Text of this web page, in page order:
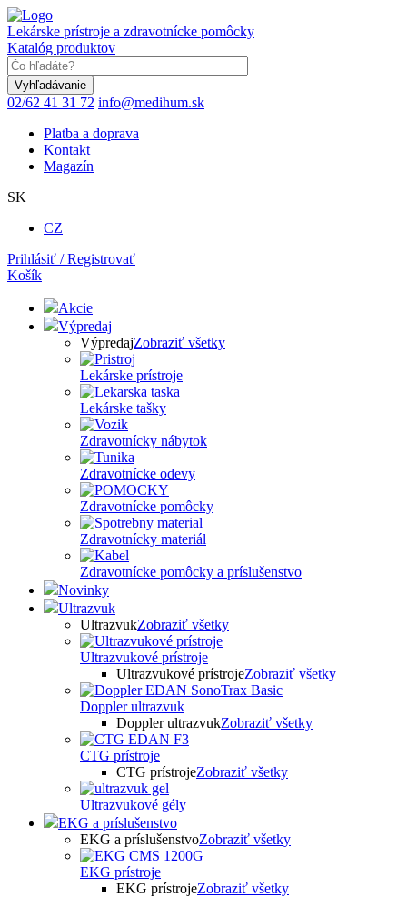
Skočiť
na
hlavný
obsah
Lekárske prístroje a zdravotnícke pomôcky
Katalóg produktov
02/62 41 31 72 info@medihum.sk
Platba a doprava
Kontakt
Magazín
SK
CZ
Prihlásiť / Registrovať
Košík
Akcie
Výpredaj
VýpredajZobraziť všetky
Lekárske prístroje
Lekárske tašky
Zdravotnícky nábytok
Zdravotnícke odevy
Zdravotnícke pomôcky
Zdravotnícky materiál
Zdravotnícke pomôcky a príslušenstvo
Novinky
Ultrazvuk
UltrazvukZobraziť všetky
Ultrazvukové prístroje
Ultrazvukové prístrojeZobraziť všetky
Doppler ultrazvuk
Doppler ultrazvukZobraziť všetky
CTG prístroje
CTG prístrojeZobraziť všetky
Ultrazvukové gély
EKG a príslušenstvo
EKG a príslušenstvoZobraziť všetky
EKG prístroje
EKG prístrojeZobraziť všetky